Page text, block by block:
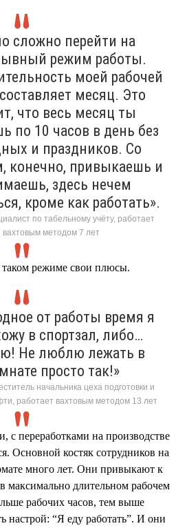
сложно перейти на
режим работы.
моей рабочей
месяц. Это
что весь месяц ты
по 10 часов в день без
и праздников. Со
конечно, привыкаешь и
здесь нечем
кроме как работать».
по табельному учёту, работает
вахтовым методом 7 лет
таком режиме свои плюсы.
от работы время я
в спортзал, либо…
Не люблю лежать в
просто так!»
начальника цеха подготовки и
работает вахтовым методом 13 лет
с переработками на производстве
Основной костяк сотрудников на
много лет. Они привыкают к
максимально длительном рабочем
рабочих часов, тем выше
настрой: “Я еду работать”. И они